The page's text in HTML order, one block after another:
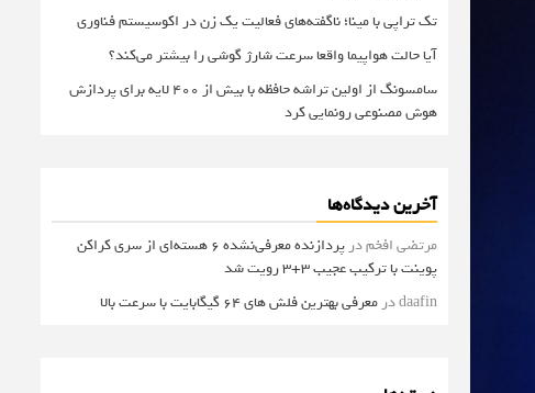
تک تراپی با مینا؛ ناگفته‌های فعالیت یک زن در اکوسیستم فناوری
آیا حالت هواپیما واقعا سرعت شارژ گوشی را بیشتر می‌کند؟
سامسونگ از اولین تراشه حافظه با بیش از ۴۰۰ لایه برای پردازش
هوش مصنوعی رونمایی کرد
آخرین دیدگاه‌ها
مرتضی افخمدر
پردازنده معرفی‌نشده 6 هسته‌ای از سری کراکن
پوینت با ترکیب عجیب 3+3 رویت شد
daafinدر معرفی بهترین فلش های 64 گیگابایت با سرعت بالا